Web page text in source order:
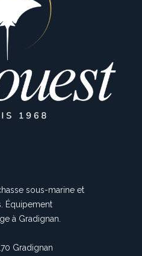
sous-marine et
Équipement
à Gradignan.
Gradignan